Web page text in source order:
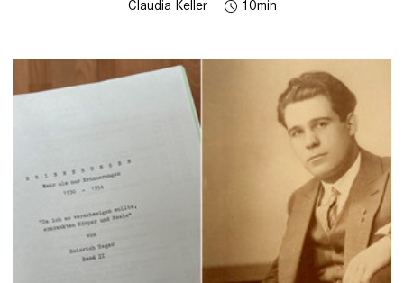
Claudia Keller 10